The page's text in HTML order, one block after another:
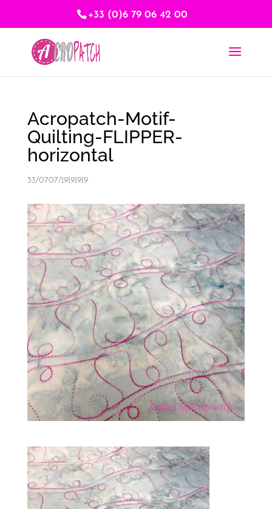
+33 (0)6 79 06 42 00
Acropatch-Motif-
Quilting-FLIPPER-
horizontal
33/0707/19191919